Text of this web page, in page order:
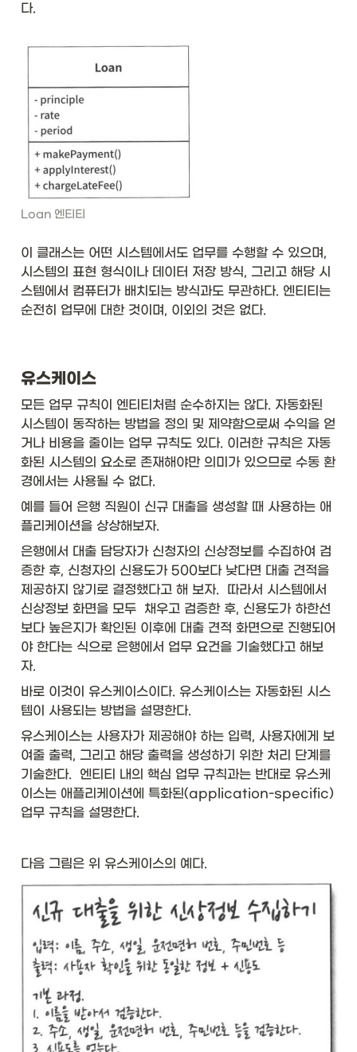
다.
Loan 엔티티
이 클래스는 어떤 시스템에서도 업무를 수행할 수 있으며,
시스템의 표현 형식이나 데이터 저장 방식, 그리고 해당 시
스템에서 컴퓨터가 배치되는 방식과도 무관하다. 엔티티는
순전히 업무에 대한 것이며, 이외의 것은 없다.
유스케이스
모든 업무 규칙이 엔티티처럼 순수하지는 않다. 자동화된
시스템이 동작하는 방법을 정의 및 제약함으로써 수익을 얻
거나 비용을 줄이는 업무 규칙도 있다. 이러한 규칙은 자동
화된 시스템의 요소로 존재해야만 의미가 있으므로 수동 환
경에서는 사용될 수 없다.
예를 들어 은행 직원이 신규 대출을 생성할 때 사용하는 애
플리케이션을 상상해보자.
은행에서 대출 담당자가 신청자의 신상정보를 수집하여 검
증한 후, 신청자의 신용도가 500보다 낮다면 대출 견적을
제공하지 않기로 결정했다고 해 보자.  따라서 시스템에서
신상정보 화면을 모두  채우고 검증한 후, 신용도가 하한선
보다 높은지가 확인된 이후에 대출 견적 화면으로 진행되어
야 한다는 식으로 은행에서 업무 요건을 기술했다고 해보
자.
바로 이것이 유스케이스이다. 유스케이스는 자동화된 시스
템이 사용되는 방법을 설명한다.
유스케이스는 사용자가 제공해야 하는 입력, 사용자에게 보
여줄 출력, 그리고 해당 출력을 생성하기 위한 처리 단계를
기술한다.  엔티티 내의 핵심 업무 규칙과는 반대로 유스케
이스는 애플리케이션에 특화된(application-specific)
업무 규칙을 설명한다.
다음 그림은 위 유스케이스의 예다.